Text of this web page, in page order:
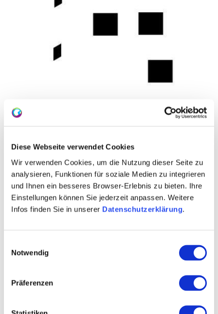
Diese Webseite verwendet Cookies
Wir verwenden Cookies, um die Nutzung dieser Seite zu
analysieren, Funktionen für soziale Medien zu integrieren
und Ihnen ein besseres Browser-Erlebnis zu bieten. Ihre
Einstellungen können Sie jederzeit anpassen. Weitere
Infos finden Sie in unserer Datenschutzerklärung.
Notwendig
Präferenzen
WEITERE TERMINE
VERANSTALTUNGSORT
WEITERE INFOS & DOWNLOADS